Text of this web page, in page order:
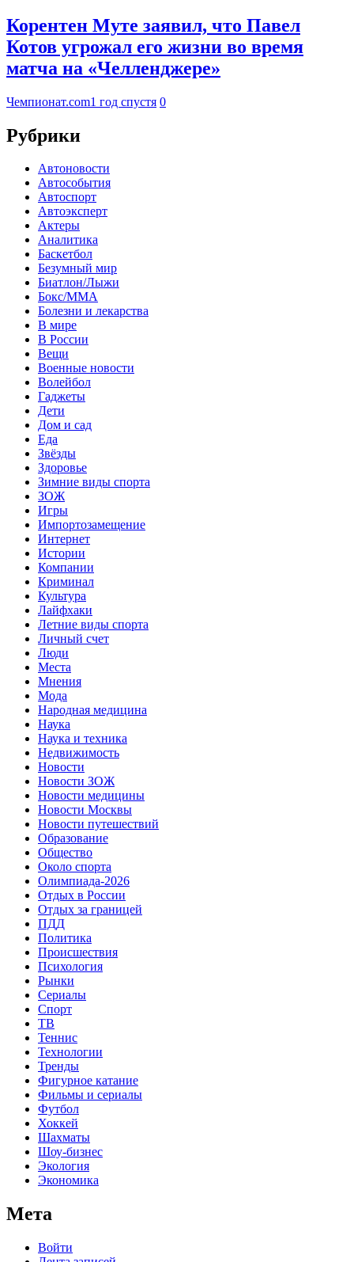
Корентен Муте заявил, что Павел
Котов угрожал его жизни во время
матча на «Челленджере»
Чемпионат.com1 год спустя 0
Рубрики
Автоновости
Автособытия
Автоспорт
Автоэксперт
Актеры
Аналитика
Баскетбол
Безумный мир
Биатлон/Лыжи
Бокс/MMA
Болезни и лекарства
В мире
В России
Вещи
Военные новости
Волейбол
Гаджеты
Дети
Дом и сад
Еда
Звёзды
Здоровье
Зимние виды спорта
ЗОЖ
Игры
Импортозамещение
Интернет
Истории
Компании
Криминал
Культура
Лайфхаки
Летние виды спорта
Личный счет
Люди
Места
Мнения
Мода
Народная медицина
Наука
Наука и техника
Недвижимость
Новости
Новости ЗОЖ
Новости медицины
Новости Москвы
Новости путешествий
Образование
Общество
Около спорта
Олимпиада-2026
Отдых в России
Отдых за границей
ПДД
Политика
Происшествия
Психология
Рынки
Сериалы
Спорт
ТВ
Теннис
Технологии
Тренды
Фигурное катание
Фильмы и сериалы
Футбол
Хоккей
Шахматы
Шоу-бизнес
Экология
Экономика
Мета
Войти